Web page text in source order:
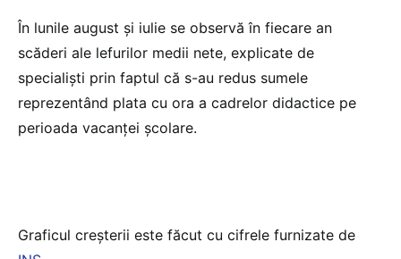
În lunile august și iulie se observă în fiecare an
scăderi ale lefurilor medii nete, explicate de
specialiști prin faptul că s-au redus sumele
reprezentând plata cu ora a cadrelor didactice pe
perioada vacanţei şcolare.
Graficul creșterii este făcut cu cifrele furnizate de